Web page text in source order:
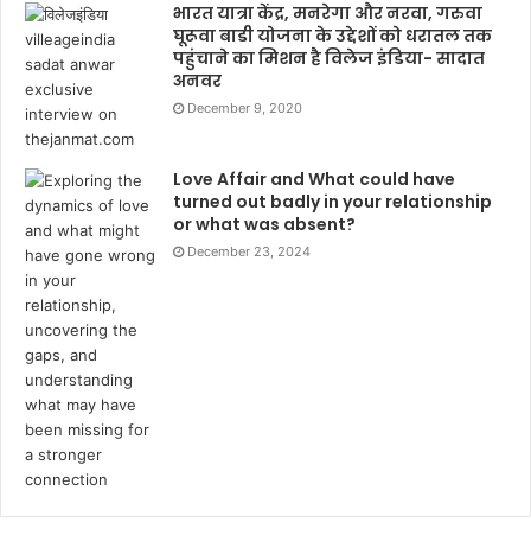
भारत यात्रा केंद्र, मनरेगा और नरवा, गरुवा
घूरूवा बाडी योजना के उद्देशों को धरातल तक
पहुंचाने का मिशन है विलेज इंडिया- सादात
अनवर
December 9, 2020
Love Affair and What could have
turned out badly in your relationship
or what was absent?
December 23, 2024